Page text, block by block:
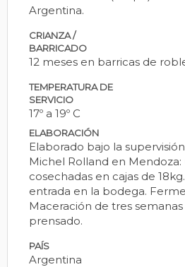
Argentina.
CRIANZA /
BARRICADO
12 meses en barricas de
TEMPERATURA DE
SERVICIO
17º a 19º C
ELABORACIÓN
Elaborado bajo la
Michel Rolland en Mendoza:
cosechadas en cajas de
entrada en la bodega.
Maceración de tres
prensado.
PAÍS
Argentina